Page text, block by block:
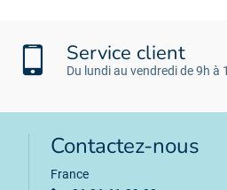
Service client
Du lundi au vendredi de 9h à
Contactez-nous
France